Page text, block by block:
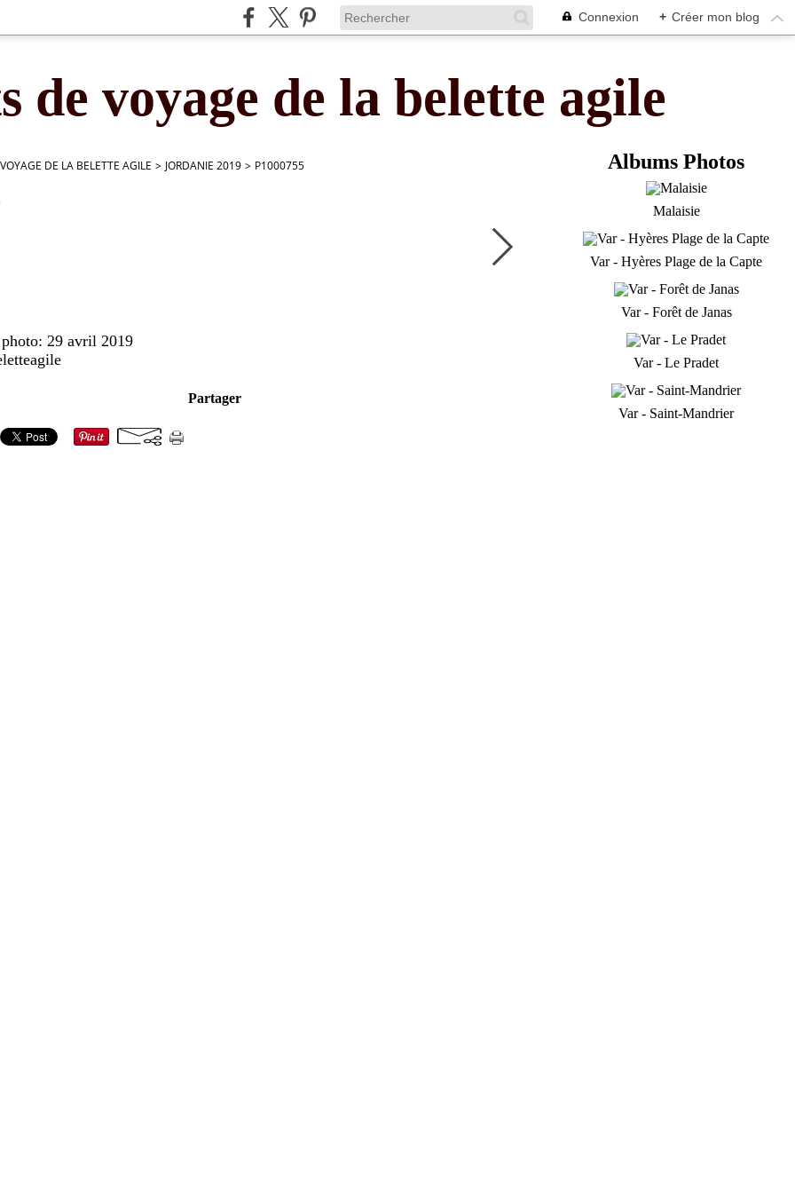
Connexion + Créer mon blog
de voyage de la belette agile
DE LA BELETTE AGILE > JORDANIE 2019 > P1000755
29 avril 2019
Partager
Albums Photos
Malaisie
Var - Hyères Plage de la Capte
Var - Forêt de Janas
Var - Le Pradet
Var - Saint-Mandrier